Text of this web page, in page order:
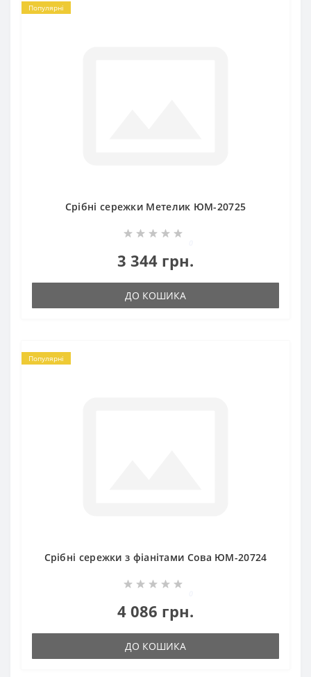
Популярні
Срібні сережки Метелик ЮМ-20725
3 344 грн.
ДО КОШИКА
Популярні
Срібні сережки з фіанітами Сова ЮМ-20724
4 086 грн.
ДО КОШИКА